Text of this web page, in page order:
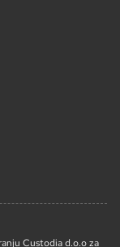
Custodia d.o.o za